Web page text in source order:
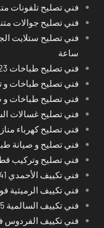
فني تصليح تلفونات
فني تصليح جوالات
ساعة
فني تصليح طباخات 67616123 الكويت
فني تصليح طباخات و
فني تصليح طباخات و
فني تصليح غسالات
فني تصليح كهرباء
فني تصليح و صيانة
فني تصليح وتركيب
فني تكييف الأحمدي 62224041
فني تكييف الرميثية
فني تكييف السالمية 98025055 فوري
فني تكييف الفردوس